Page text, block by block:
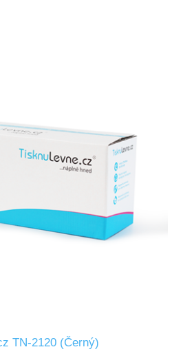
TN-2120 (Černý)